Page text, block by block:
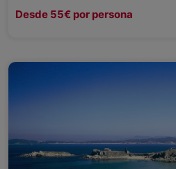
Desde 55€ por persona